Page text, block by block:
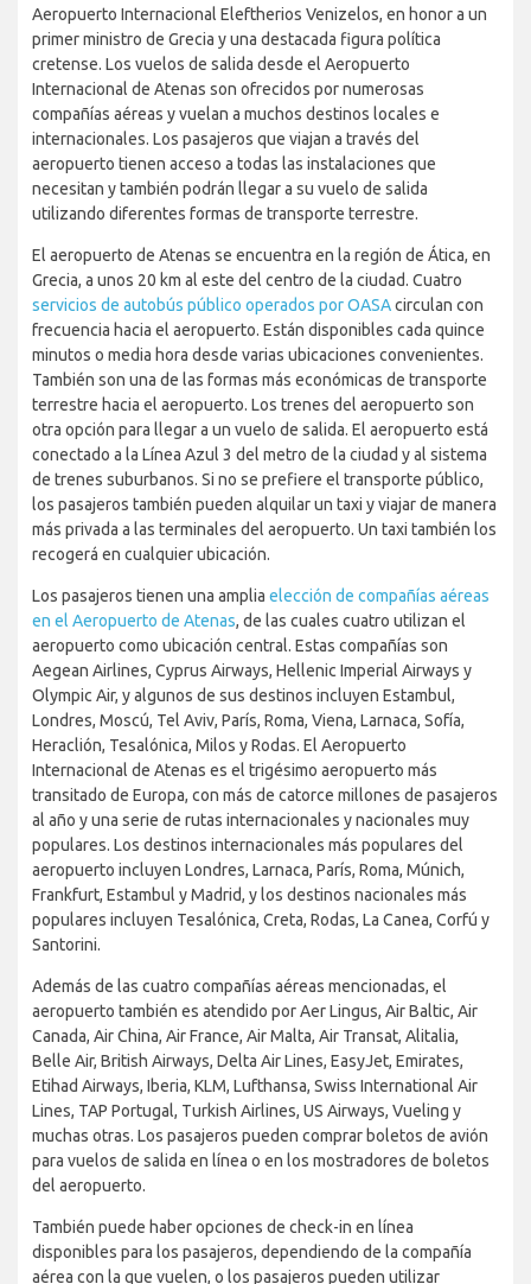
Aeropuerto Internacional Eleftherios Venizelos, en honor a un
primer ministro de Grecia y una destacada figura política
cretense. Los vuelos de salida desde el Aeropuerto
Internacional de Atenas son ofrecidos por numerosas
compañías aéreas y vuelan a muchos destinos locales e
internacionales. Los pasajeros que viajan a través del
aeropuerto tienen acceso a todas las instalaciones que
necesitan y también podrán llegar a su vuelo de salida
utilizando diferentes formas de transporte terrestre.
El aeropuerto de Atenas se encuentra en la región de Ática, en
Grecia, a unos 20 km al este del centro de la ciudad. Cuatro
servicios de autobús público operados por OASAcirculan con
frecuencia hacia el aeropuerto. Están disponibles cada quince
minutos o media hora desde varias ubicaciones convenientes.
También son una de las formas más económicas de transporte
terrestre hacia el aeropuerto. Los trenes del aeropuerto son
otra opción para llegar a un vuelo de salida. El aeropuerto está
conectado a la Línea Azul 3 del metro de la ciudad y al sistema
de trenes suburbanos. Si no se prefiere el transporte público,
los pasajeros también pueden alquilar un taxi y viajar de manera
más privada a las terminales del aeropuerto. Un taxi también los
recogerá en cualquier ubicación.
Los pasajeros tienen una amplia elección de compañías aéreas
en el Aeropuerto de Atenas, de las cuales cuatro utilizan el
aeropuerto como ubicación central. Estas compañías son
Aegean Airlines, Cyprus Airways, Hellenic Imperial Airways y
Olympic Air, y algunos de sus destinos incluyen Estambul,
Londres, Moscú, Tel Aviv, París, Roma, Viena, Larnaca, Sofía,
Heraclión, Tesalónica, Milos y Rodas. El Aeropuerto
Internacional de Atenas es el trigésimo aeropuerto más
transitado de Europa, con más de catorce millones de pasajeros
al año y una serie de rutas internacionales y nacionales muy
populares. Los destinos internacionales más populares del
aeropuerto incluyen Londres, Larnaca, París, Roma, Múnich,
Frankfurt, Estambul y Madrid, y los destinos nacionales más
populares incluyen Tesalónica, Creta, Rodas, La Canea, Corfú y
Santorini.
Además de las cuatro compañías aéreas mencionadas, el
aeropuerto también es atendido por Aer Lingus, Air Baltic, Air
Canada, Air China, Air France, Air Malta, Air Transat, Alitalia,
Belle Air, British Airways, Delta Air Lines, EasyJet, Emirates,
Etihad Airways, Iberia, KLM, Lufthansa, Swiss International Air
Lines, TAP Portugal, Turkish Airlines, US Airways, Vueling y
muchas otras. Los pasajeros pueden comprar boletos de avión
para vuelos de salida en línea o en los mostradores de boletos
del aeropuerto.
También puede haber opciones de check-in en línea
disponibles para los pasajeros, dependiendo de la compañía
aérea con la que vuelen, o los pasajeros pueden utilizar